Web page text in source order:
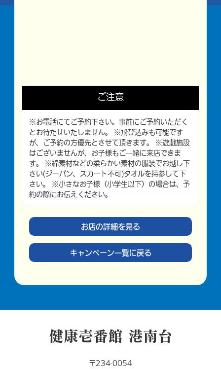
ご注意
※お電話にてご予約下さい。事前にご予約いただく
とお待たせいたしません。 ※飛び込みも可能です
が、ご予約の方優先とさせて頂きます。 ※遊戯施設
はございませんが、お子様もご一緒に来店できま
す。 ※綿素材などの柔らかい素材の服装でお越し下
さい(ジーパン、スカート不可)タオルを持参して下
さい。 ※小さなお子様（小学生以下）の場合は、予
約の際にお伝えください。
お店の詳細を見る
キャンペーン一覧に戻る
健康壱番館 港南台
〒234-0054